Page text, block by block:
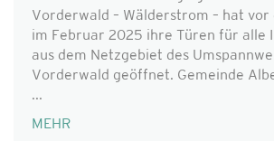
Vorderwald – Wälderstrom – hat
im Februar 2025 ihre Türen für alle
aus dem Netzgebiet des
Vorderwald geöffnet. Gemeinde
...
MEHR